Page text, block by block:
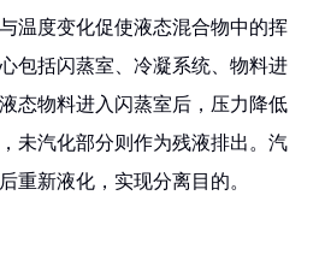
温度变化促使液态混合物中的挥
包括闪蒸室、冷凝系统、物料进
态物料进入闪蒸室后，压力降低
未汽化部分则作为残液排出。汽
重新液化，实现分离目的。